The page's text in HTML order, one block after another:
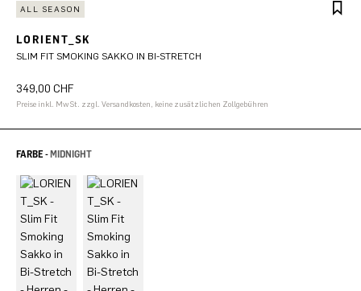
ALL SEASON
LORIENT_SK
SLIM FIT SMOKING SAKKO IN BI-STRETCH
349,00 CHF
Preise inkl. MwSt. zzgl. Versandkosten, keine zusätzlichen Zollgebühren
FARBE -MIDNIGHT